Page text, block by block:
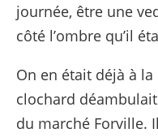
journée, être une
côté l’ombre qu’il
On en était déjà à
clochard
du marché Forville.